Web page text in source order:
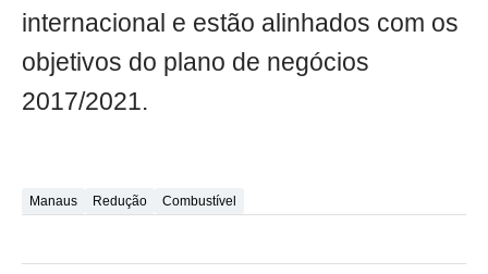
internacional e estão alinhados com os
objetivos do plano de negócios
2017/2021.
Manaus Redução Combustível